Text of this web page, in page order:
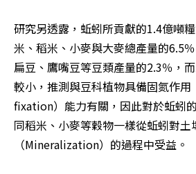
研究另透露，蚯蚓所貢獻的1.4億噸
米、稻米、小麥與大麥總產量的6.5
扁豆、鷹嘴豆等豆類產量的2.3％，
較小，推測與豆科植物具備固氮作
fixation）能力有關，因此對於蚯蚓
同稻米、小麥等穀物一樣從蚯蚓對土
（Mineralization）的過程中受益。